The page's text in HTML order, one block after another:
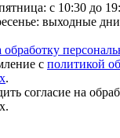
с 10:30 до
выходные дни
обработку
с политикой
.
согласие на